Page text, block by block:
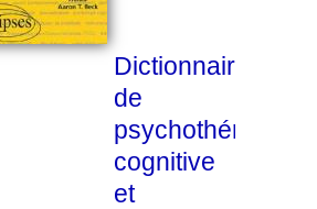
Dictionnaire
de
psychothérapie
cognitive
et